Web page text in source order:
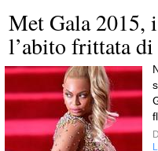
Met Gala 2015,
l’abito frittata